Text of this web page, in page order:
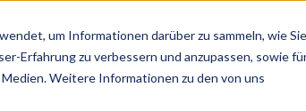
um Informationen darüber zu sammeln, wie
Erfahrung zu verbessern und anzupassen, sowie
Weitere Informationen zu den von uns